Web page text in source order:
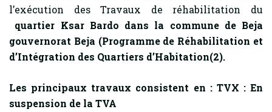
l’exécution des Travaux de réhabilitation du
quartier Ksar Bardo dans la commune de Beja
gouvernorat Beja (Programme de Réhabilitation et
d’Intégration des Quartiers d’Habitation(2).
Les principaux travaux consistent en : TVX : En
suspension de la TVA